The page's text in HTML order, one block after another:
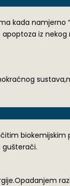
kada namjerno
iz nekog
biokemijskim
gušterači.